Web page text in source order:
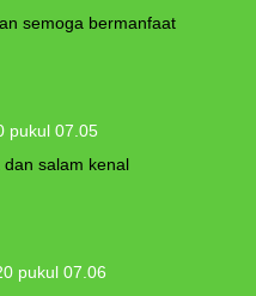
semoga bermanfaat
pukul 07.05
salam kenal
pukul 07.06